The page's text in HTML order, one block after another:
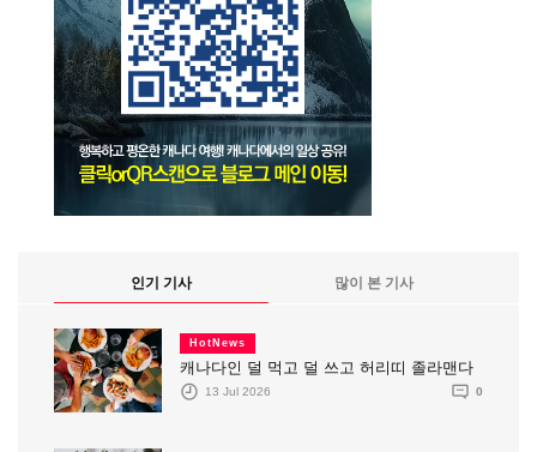
인기 기사 많이 본 기사
HotNews
캐나다인 덜 먹고 덜 쓰고 허리띠 졸라맨다
13 Jul 2026 0